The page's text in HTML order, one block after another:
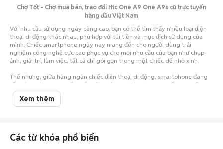
Chợ Tốt - Chợ mua bán, trao đổi Htc One A9 One A9s cũ trực tuyến
hàng đầu Việt Nam
Với nhu cầu sử dụng ngày càng cao, bạn có thể tìm thấy nhiều loại điện
thoại di động khác nhau, phù hợp với túi tiền và mục đích sử dụng của
mình. Chiếc smartphone ngày nay mang đến cho người dùng trải
nghiệm công nghệ cực cao phục vụ cho mọi nhu cầu của bạn như chụp
ảnh, giải trí, làm việc, tất cả chỉ gói gọn trong một chiếc dế nhỏ xinh.
Thế nhưng, giữa hàng ngàn chiếc điện thoại di động, smartphone đang
rất thịnh hành, bạn chắc chắn sẽ vô cùng choáng ngợp, khiến cho việc lựa
chọn trở nên vô cùng khó khăn. Nhất là khi hầu bao eo hẹp thì việc cân
nhắc nên mua điện thoại cũ hay mới, mua của hãng điện thoại nào... lại
càng khó giải quyết.
Htc One A9 One A9s cũ với giá siêu tiết kiệm tại Cà Mau nhưng vẫn đảm
bảo chất lượng. Trường hợp bạn đang sở hữu chiếc điện thoại Htc cũ đã
Xem thêm
Các từ khóa phổ biến